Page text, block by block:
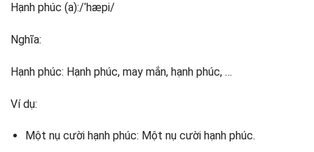
Hạnh phúc (a):/ˈhæpi/
Nghĩa:
Hạnh phúc: Hạnh phúc, may mắn, hạnh phúc, …
Ví dụ:
Một nụ cười hạnh phúc: Một nụ cười hạnh phúc.